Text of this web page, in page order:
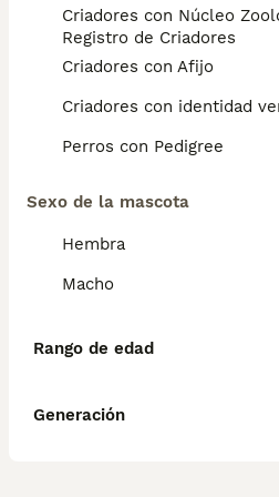
Criadores con Núcleo
Registro de Criadores
Criadores con Afijo
Criadores con identidad
Perros con Pedigree
Sexo de la mascota
Hembra
Macho
Rango de edad
Generación